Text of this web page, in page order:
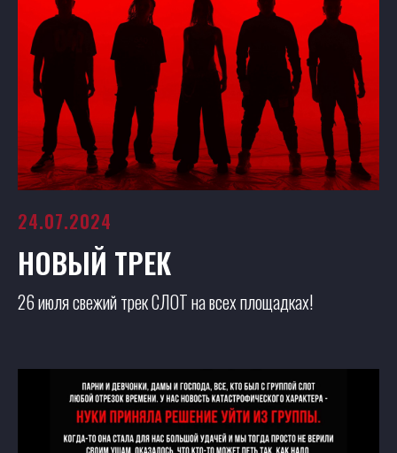
24.07.2024
НОВЫЙ ТРЕК
26 июля свежий трек СЛОТ на всех площадках!